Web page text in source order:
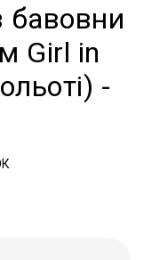
бавовни
Girl in
-